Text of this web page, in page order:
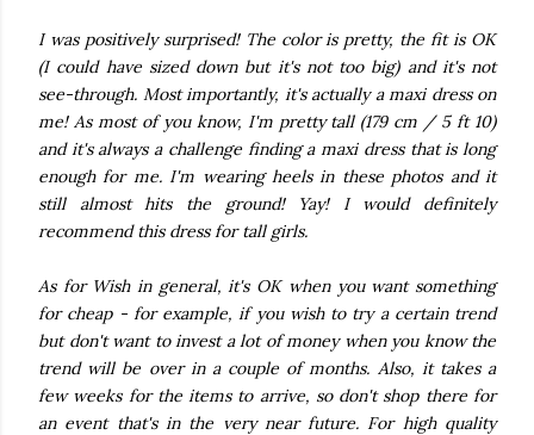
I was positively surprised! The color is pretty, the fit is OK
(I could have sized down but it's not too big) and it's not
see-through. Most importantly, it's actually a maxi dress on
me! As most of you know, I'm pretty tall (179 cm / 5 ft 10)
and it's always a challenge finding a maxi dress that is long
enough for me. I'm wearing heels in these photos and it
still almost hits the ground! Yay! I would definitely
recommend this dress for tall girls.
As for Wish in general, it's OK when you want something
for cheap - for example, if you wish to try a certain trend
but don't want to invest a lot of money when you know the
trend will be over in a couple of months. Also, it takes a
few weeks for the items to arrive, so don't shop there for
an event that's in the very near future. For high quality